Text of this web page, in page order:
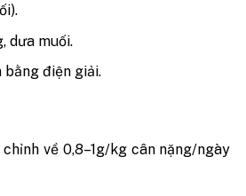
dưa muối.
bằng điện giải.
về 0,8–1g/kg cân nặng/ngày